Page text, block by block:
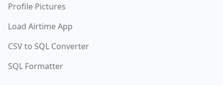
Profile Pictures
Load Airtime App
CSV to SQL Converter
SQL Formatter